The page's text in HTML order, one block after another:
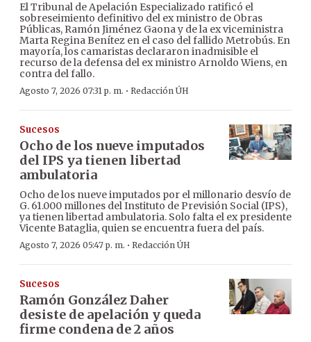
El Tribunal de Apelación Especializado ratificó el
sobreseimiento definitivo del ex ministro de Obras
Públicas, Ramón Jiménez Gaona y de la ex viceministra
Marta Regina Benítez en el caso del fallido Metrobús. En
mayoría, los camaristas declararon inadmisible el
recurso de la defensa del ex ministro Arnoldo Wiens, en
contra del fallo.
Agosto 7, 2026 07:31 p. m. · Redacción ÚH
Sucesos
Ocho de los nueve imputados
del IPS ya tienen libertad
ambulatoria
Ocho de los nueve imputados por el millonario desvío de
G. 61.000 millones del Instituto de Previsión Social (IPS),
ya tienen libertad ambulatoria. Solo falta el ex presidente
Vicente Bataglia, quien se encuentra fuera del país.
Agosto 7, 2026 05:47 p. m. · Redacción ÚH
Sucesos
Ramón González Daher
desiste de apelación y queda
firme condena de 2 años